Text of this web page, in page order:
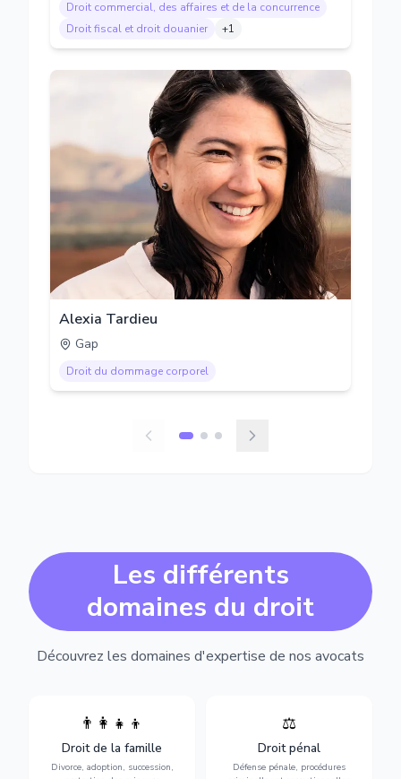
Droit commercial, des affaires et de la concurrence
Droit fiscal et droit douanier
+1
Alexia Tardieu
Gap
Droit du dommage corporel
Les différents
domaines du droit
Découvrez les domaines d'expertise de nos avocats
👨‍👩‍👧‍👦
Droit de la famille
Divorce, adoption, succession,
Divorce, garde d'enfants,
adoption, succession et
protection des personnes
vulnérables.
⚖️
Droit pénal
Défense pénale, procédures
Expertise en matière pénale,
vue jusqu'au procès, pour
toute affaire correctionnelle